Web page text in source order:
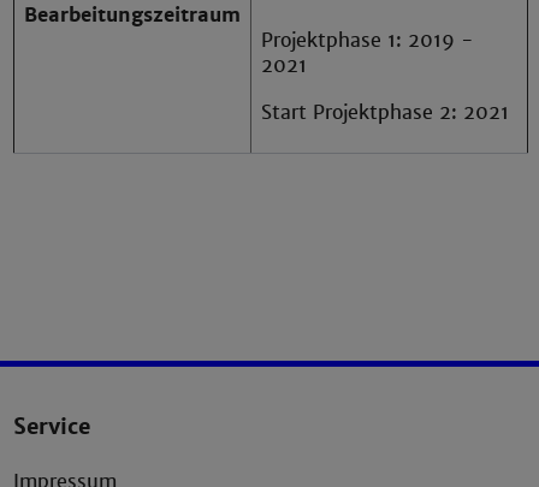
Bearbeitungszeitraum
Projektphase 1: 2019 -
2021
Start Projektphase 2: 2021
Service
Impressum